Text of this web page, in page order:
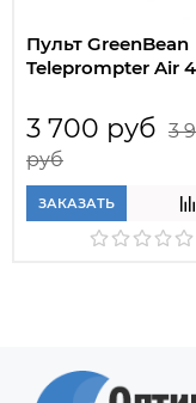
Пульт GreenBean
Teleprompter Air 4
3 700 руб 3
руб
ЗАКАЗАТЬ